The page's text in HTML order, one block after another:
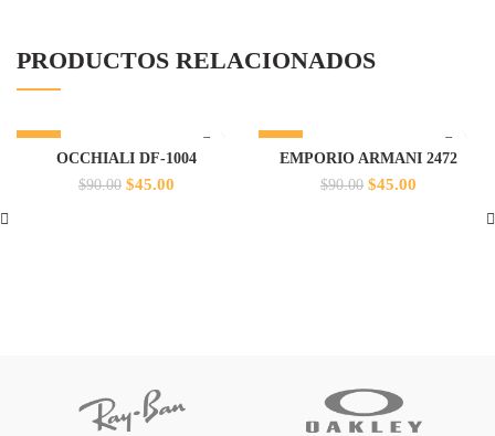
PRODUCTOS RELACIONADOS
-50%
OCCHIALI DF-1004
$90.00 El
$45.00
-50%
EMPORIO ARMANI 2472
$90.00 El
$45.00